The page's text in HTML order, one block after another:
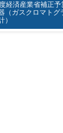
経済産業省補正予
（ガスクロマトグ
）